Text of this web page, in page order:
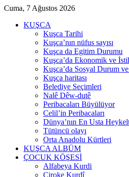
Cuma, 7 Ağustos 2026
KUŞCA
Kuşca Tarihi
Kuşca’nın nüfus sayısı
Kuşca da Egitim Durumu
Kuşca’da Ekonomik ve
Kuşca’da Sosyal Durum
Kuşca haritası
Belediye Seçimleri
Nalê Dêw-dutê
Peribacaları Büyülüyor
Celil’in Peribacaları
Dünya’nın En Usta
Tütüncü olayı
Orta Anadolu Kürtleri
KUŞCA ALBÜM
ÇOCUK KÖŞESİ
Alfabeya Kurdi
Çiroke Kurdî